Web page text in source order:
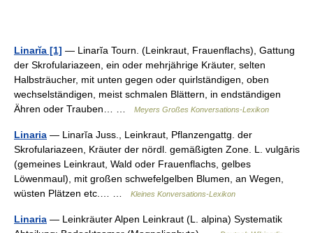
Linarĭa [1] — Linarĭa Tourn. (Leinkraut, Frauenflachs), Gattung
der Skrofulariazeen, ein oder mehrjährige Kräuter, selten
Halbsträucher, mit unten gegen oder quirlständigen, oben
wechselständigen, meist schmalen Blättern, in endständigen
Ähren oder Trauben… …
Meyers Großes Konversations-Lexikon
Linaria — Linarĭa Juss., Leinkraut, Pflanzengattg. der
Skrofulariazeen, Kräuter der nördl. gemäßigten Zone. L. vulgāris
(gemeines Leinkraut, Wald oder Frauenflachs, gelbes
Löwenmaul), mit großen schwefelgelben Blumen, an Wegen,
wüsten Plätzen etc.… …
Kleines Konversations-Lexikon
Linaria — Leinkräuter Alpen Leinkraut (L. alpina) Systematik